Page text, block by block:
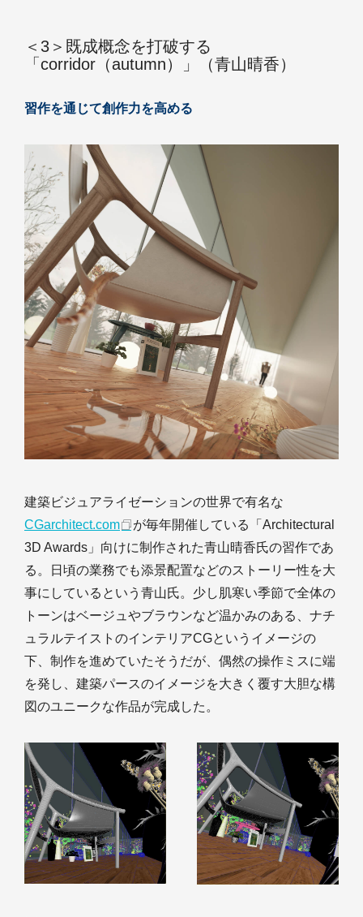
＜3＞既成概念を打破する
「corridor（autumn）」（青山晴香）
習作を通じて創作力を高める
建築ビジュアライゼーションの世界で有名な
CGarchitect.com
が毎年開催している「Architectural
3D Awards」向けに制作された青山晴香氏の習作であ
る。日頃の業務でも添景配置などのストーリー性を大
事にしているという青山氏。少し肌寒い季節で全体の
トーンはベージュやブラウンなど温かみのある、ナチ
ュラルテイストのインテリアCGというイメージの
下、制作を進めていたそうだが、偶然の操作ミスに端
を発し、建築パースのイメージを大きく覆す大胆な構
図のユニークな作品が完成した。